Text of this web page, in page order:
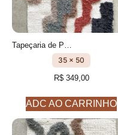
35 x 50
R$349,00
ADC AO CARRINHO